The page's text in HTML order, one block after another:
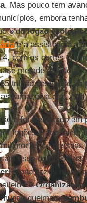
. Mas pouco tem
embora
o dofogão
e a assistência a
com os cortes
metade das
trilhão destinado ao
(amazonia.org, 29/
e foi destacado em
fogões – que, além
mortes de pessoas
esse
, é oito vezes maior
AOrganização
queimam